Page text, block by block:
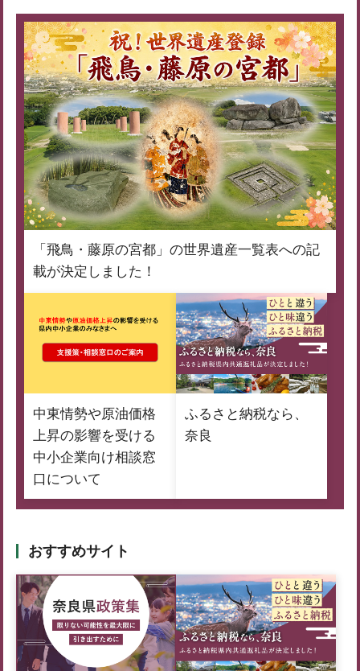
「飛鳥・藤原の宮都」の世界遺産一覧表への記
載が決定しました！
中東情勢や原油価格
上昇の影響を受ける
中小企業向け相談窓
口について
ふるさと納税なら、
奈良
おすすめサイト